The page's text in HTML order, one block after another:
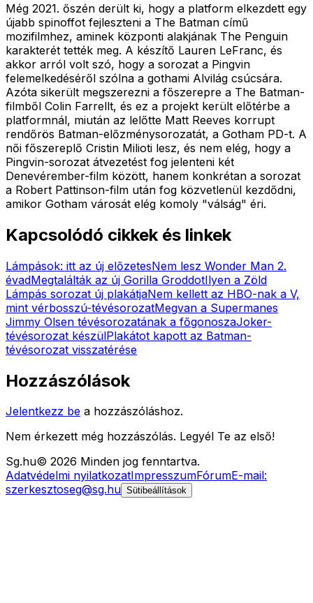
Még 2021. őszén derült ki, hogy a platform elkezdett egy
újabb spinoffot fejleszteni a The Batman című
mozifilmhez, aminek központi alakjának The Penguin
karakterét tették meg. A készítő Lauren LeFranc, és
akkor arról volt szó, hogy a sorozat a Pingvin
felemelkedéséről szólna a gothami Alvilág csúcsára.
Azóta sikerült megszerezni a főszerepre a The Batman-
filmből Colin Farrellt, és ez a projekt került előtérbe a
platformnál, miután az lelőtte Matt Reeves korrupt
rendőrös Batman-előzménysorozatát, a Gotham PD-t. A
női főszereplő Cristin Milioti lesz, és nem elég, hogy a
Pingvin-sorozat átvezetést fog jelenteni két
Denevérember-film között, hanem konkrétan a sorozat
a Robert Pattinson-film után fog közvetlenül kezdődni,
amikor Gotham városát elég komoly "válság" éri.
Kapcsolódó cikkek és linkek
Lámpások: itt az új előzetesNem lesz Wonder Man 2.
évadMegtalálták az új Gorilla GroddotIlyen a Zöld
Lámpás sorozat új plakátjaNem kellett az HBO-nak a V,
mint vérbosszú-tévésorozatMegvan a Supermanes
Jimmy Olsen tévésorozatának a főgonoszaJoker-
tévésorozat készülPlakátot kapott az Batman-
tévésorozat visszatérése
Hozzászólások
Jelentkezz be a hozzászóláshoz.
Nem érkezett még hozzászólás. Legyél Te az első!
Sg.hu© 2026 Minden jog fenntartva.
Adatvédelmi nyilatkozatImpresszumFórumE-mail:
szerkesztoseg@sg.hu Sütibeállítások